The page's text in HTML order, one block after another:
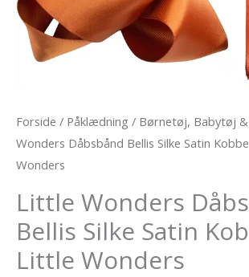
Forside / Påklædning / Børnetøj, Babytøj &
Wonders Dåbsbånd Bellis Silke Satin
Wonders
Little Wonders
Bellis Silke Satin
Little Wonders